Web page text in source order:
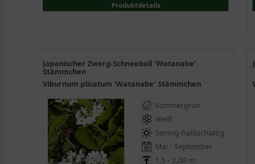
Produktdetails
Japanischer Zwerg-Schneeball 'Watanabe'
Stämmchen
Viburnum plicatum 'Watanabe' Stämmchen
Sommergrün
Weiß
Sonnig-halbschattig
Mai - September
1,5 - 2,00 m